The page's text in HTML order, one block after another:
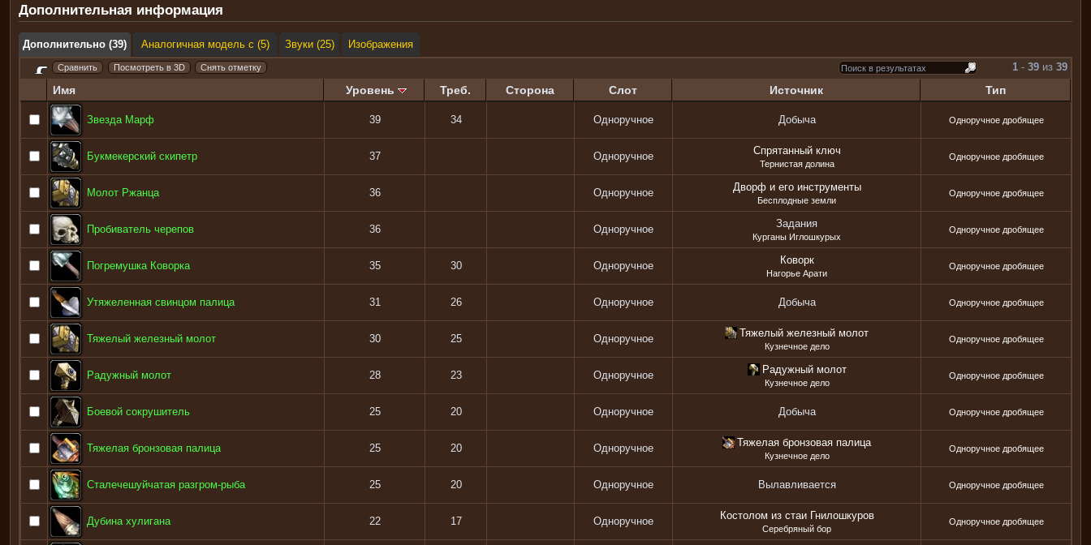
Дополнительная информация
Дополнительно (39) Аналогичная модель с (5) Звуки (25)
Изображения
1 - 39 из 39
Имя Уровень Треб. Сторона Слот Источник Тип
Звезда Марф 39 34 Одноручное Добыча Одноручное дробящее
Букмекерский скипетр 37 Одноручное Спрятанный ключ
Тернистая долина
Одноручное дробящее
Молот Ржанца 36 Одноручное Дворф и его инструменты
Бесплодные земли
Одноручное дробящее
Пробиватель черепов 36 Одноручное Задания
Курганы Иглошкурых
Одноручное дробящее
Погремушка Коворка 35 30 Одноручное Коворк
Нагорье Арати
Одноручное дробящее
Утяжеленная свинцом палица 31 26 Одноручное Добыча Одноручное дробящее
Тяжелый железный молот 30 25 Одноручное Тяжелый железный молот
Кузнечное дело
Одноручное дробящее
Радужный молот 28 23 Одноручное Радужный молот
Кузнечное дело
Одноручное дробящее
Боевой сокрушитель 25 20 Одноручное Добыча Одноручное дробящее
Тяжелая бронзовая палица 25 20 Одноручное Тяжелая бронзовая палица
Кузнечное дело
Одноручное дробящее
Сталечешуйчатая разгром-рыба 25 20 Одноручное Вылавливается Одноручное дробящее
Дубина хулигана 22 17 Одноручное Костолом из стаи Гнилошкуров
Серебряный бор
Одноручное дробящее